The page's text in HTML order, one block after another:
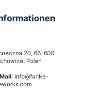
20, 66-600
Polen
info@funke-